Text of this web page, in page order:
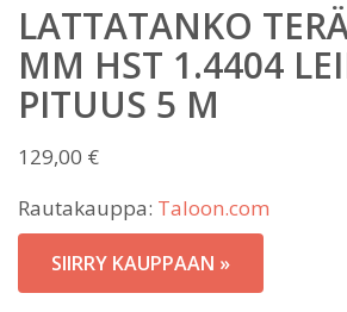
LATTATANKO
MM HST 1.4404
PITUUS 5 M
129,00 €
Rautakauppa: Taloon.com
SIIRRY KAUPPAAN »